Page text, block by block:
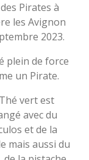
Pirates à
les Avignon
2023.
plein de force
un Pirate.
vert est
avec du
et de la
mais aussi du